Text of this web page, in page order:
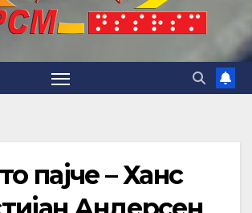
пајче – Ханс